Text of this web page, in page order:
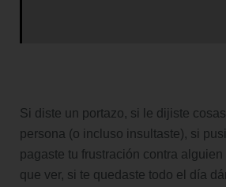
Si diste un portazo, si le dijiste
persona (o incluso insultaste), si
pagaste tu frustración contra
que ver, si te quedaste todo el día